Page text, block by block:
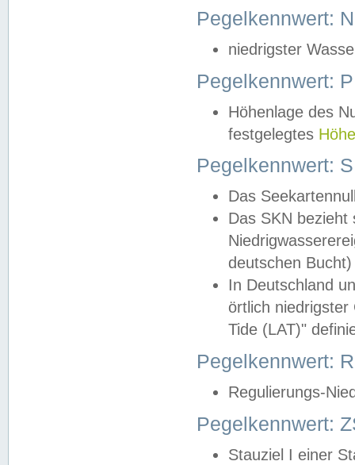
Pegelkennwert:
niedrigster
Pegelkennwert:
Höhenlage des
festgelegtes
Pegelkennwert:
Das
Das SKN
deutschen
In Deutschland
örtlich
Tide (LAT)"
Pegelkennwert:
Regulierungs-
Pegelkennwert:
Stauziel I einer